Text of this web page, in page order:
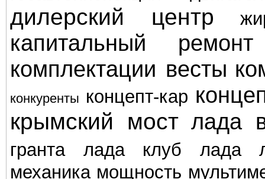
дилерский центр
капитальный ремонт
комплектации весты
конкуренты концепт-кар
крымский мост лада
гранта лада клуб
лада
механика мощность